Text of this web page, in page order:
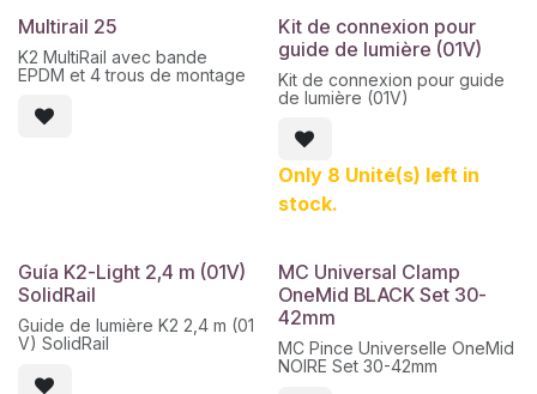
Multirail 25
K2 MultiRail avec bande
EPDM et 4 trous de montage
Kit de connexion pour
guide de lumière (01V)
Kit de connexion pour guide
de lumière (01V)
Only 8 Unité(s) left in
stock.
Guía K2-Light 2,4 m (01V)
SolidRail
Guide de lumière K2 2,4 m (01
V) SolidRail
MC Universal Clamp
OneMid BLACK Set 30-
42mm
MC Pince Universelle OneMid
NOIRE Set 30-42mm